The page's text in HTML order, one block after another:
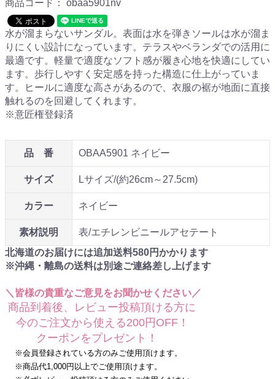
商品コード： obaa5901nv
水が溜まらないサンダル。表面は水を弾きソールは水が溜ま
りにくい設計になっています。テラスやベランダでの活用に
最適です。軽量で適度なソフト感が履き心地を快適にしてい
ます。歩行しやすく安定感を持った構造に仕上がっていま
す。ヒールに適度な高さがあるので、衣服の裾が地面に直接
触れるのを回避してくれます。
※意匠権登録済
品 番 OBAA5901 ネイビー
サイズ Lサイズ/(約26cm～27.5cm)
カラー ネイビー
素材説明
表/エチレンビニールアセテート
北海道のお届けには追加送料580円かかります
※沖縄・離島の送料は別途ご連絡差し上げます
＼皆様の貴重なご意見をお聞かせください／
商品到着後、レビュー投稿頂ける方に
今のご注文から使える200円OFF！
クーポンをプレゼント！
※会員登録されている方のみご使用頂けます。
※商品代1,000円以上でご使用頂けます。